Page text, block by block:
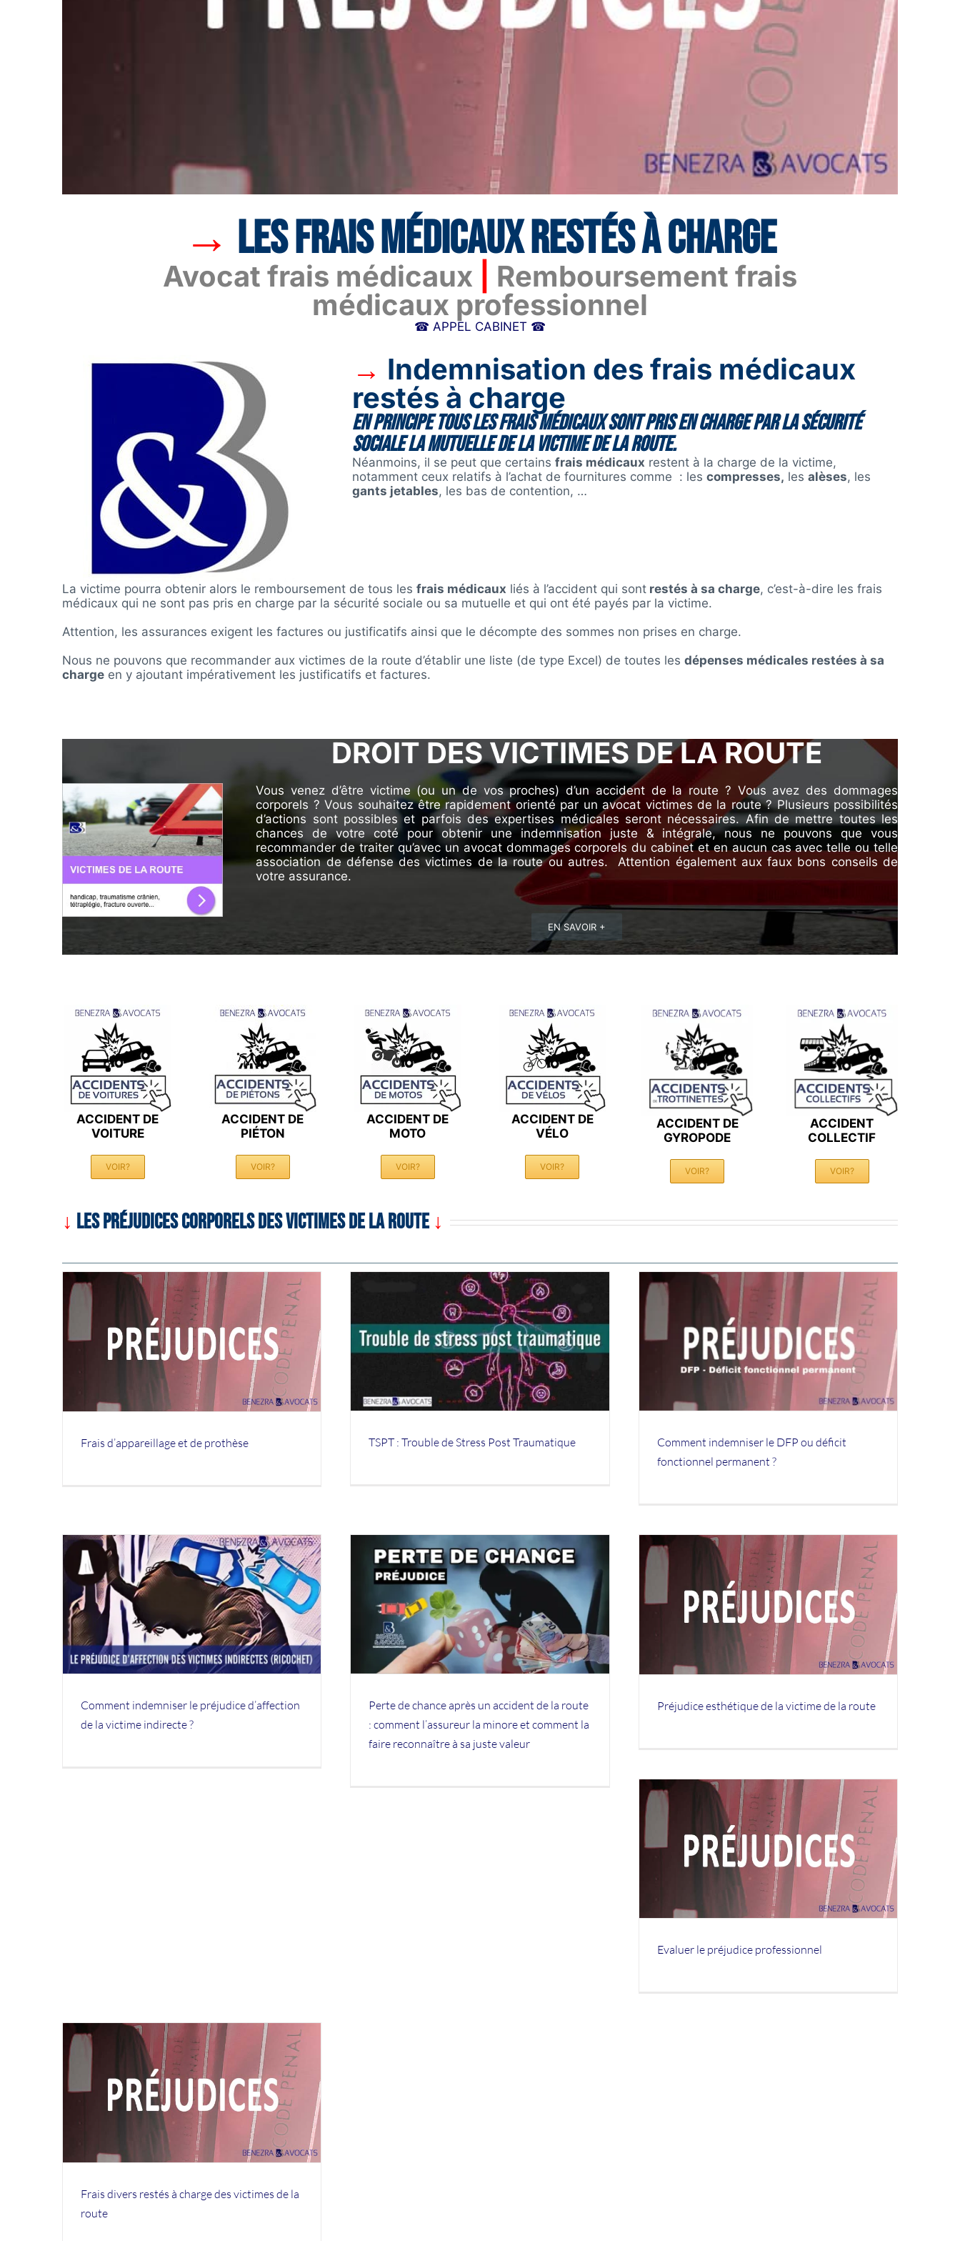
→ LESFRAIS MÉDICAUX RESTÉS À CHARGE
Avocat frais médicaux
Remboursement frais
médicaux professionnel
☎ APPEL CABINET ☎
→ Indemnisation des frais médicaux
restés à charge
En principe tous lesfrais médicauxsont pris en charge par la sécurité
sociale la mutuelle de la victime de la route.
Néanmoins, il se peut que certains frais médicaux restent à la charge de la victime,
notamment ceux relatifs à l’achat de fournitures comme : les compresses, les alèses, les
gants jetables, les bas de contention, …
La victime pourra obtenir alors le remboursement de tous les frais médicaux liés à l’accident qui sont restés à sa charge, c’est-à-dire les frais
médicaux qui ne sont pas pris en charge par la sécurité sociale ou sa mutuelle et qui ont été payés par la victime.
Attention, les assurances exigent les factures ou justificatifs ainsi que le décompte des sommes non prises en charge.
Nous ne pouvons que recommander aux victimes de la route d’établir une liste (de type Excel) de toutes les dépenses médicales restées à sa
charge en y ajoutant impérativement les justificatifs et factures.
DROIT DES VICTIMES DE LA ROUTE
Vous venez d’être victime (ou un de vos proches) d’un accident de la route ? Vous avez des dommages
corporels ? Vous souhaitez être rapidement orienté par un avocat victimes de la route ? Plusieurs possibilités
d’actions sont possibles et parfois des expertises médicales seront nécessaires. Afin de mettre toutes les
chances de votre coté pour obtenir une indemnisation juste & intégrale, nous ne pouvons que vous
recommander de traiter qu’avec un avocat dommages corporels du cabinet et en aucun cas avec telle ou telle
association de défense des victimes de la route ou autres. Attention également aux faux bons conseils de
votre assurance.
EN SAVOIR +
ACCIDENT DE
VOITURE
VOIR?
ACCIDENT DE
PIÉTON
VOIR?
ACCIDENT DE
MOTO
VOIR?
ACCIDENT DE
VÉLO
VOIR?
ACCIDENT DE
GYROPODE
VOIR?
ACCIDENT
COLLECTIF
VOIR?
↓ LES PRÉJUDICES CORPORELS DES VICTIMES DE LA ROUTE ↓
Frais d’appareillage et de prothèse
TSPT : Trouble de Stress Post
Traumatique
BLOG-VICTIMES PREJUDICES
TSPT : Trouble de Stress Post Traumatique
Comment indemniser le DFP ou déficit
fonctionnel permanent ?
PREJUDICES
Comment indemniser le DFP ou déficit
fonctionnel permanent ?
Comment indemniser le préjudice d’affection
de la victime indirecte ?
Perte de chance après un accident de la
route : comment l’assureur la minore et
comment la faire reconnaître à sa juste
valeur
PREJUDICES
Perte de chance après un accident de la route
: comment l’assureur la minore et comment la
faire reconnaître à sa juste valeur
Préjudice esthétique de la victime de la
route
PREJUDICES
Préjudice esthétique de la victime de la route
Evaluer le préjudice professionnel
Frais divers restés à charge des victimes de la
route